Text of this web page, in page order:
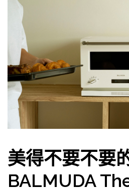
美得不要不要
BALMUDA